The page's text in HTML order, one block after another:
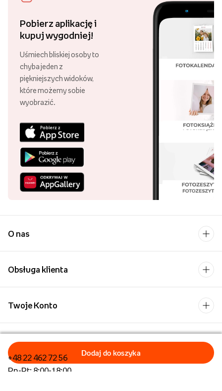
Pobierz aplikację i
kupuj wygodniej!
Uśmiech bliskiej osoby to
chyba jeden z
piękniejszych widoków,
które możemy sobie
wyobrazić.
O nas
Obsługa klienta
Kontakt
+48 22 462 72 56
Pn-Pt: 8:00-18:00
Twoje Konto